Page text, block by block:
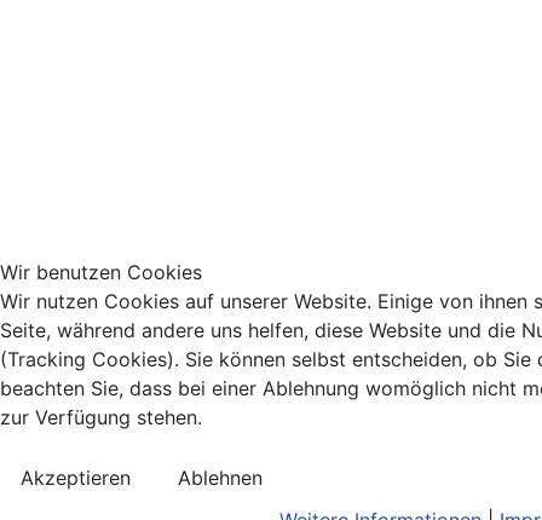
Wir benutzen Cookies
Wir nutzen Cookies auf unserer Website. Einige von ihnen
Seite, während andere uns helfen, diese Website und die
(Tracking Cookies). Sie können selbst entscheiden, ob
beachten Sie, dass bei einer Ablehnung womöglich nicht
zur Verfügung stehen.
Akzeptieren
Ablehnen